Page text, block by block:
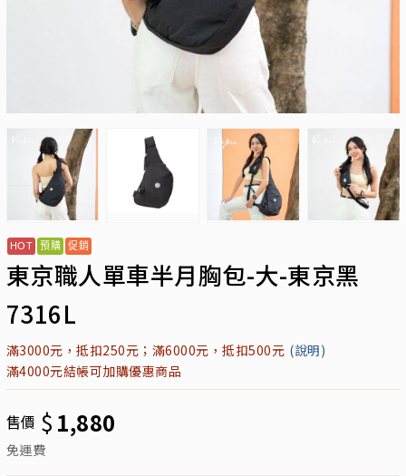
東京職人單車半月胸包-大-東京黑
7316L
滿3000元，抵扣250元；滿6000元，抵扣500元 (說明)
滿4000元結帳可加購優惠商品
售價 $ 1,880
免運費